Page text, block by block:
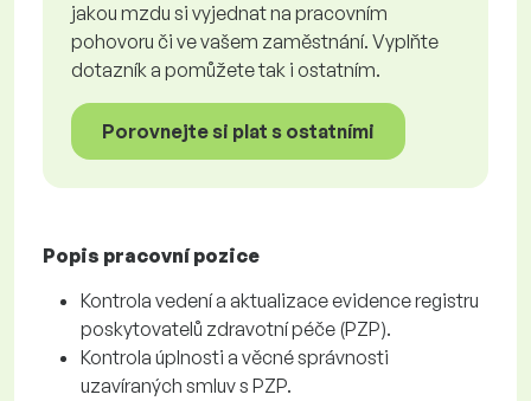
jakou mzdu si vyjednat na pracovním
pohovoru či ve vašem zaměstnání. Vyplňte
dotazník a pomůžete tak i ostatním.
Porovnejte si plat s ostatními
Popis pracovní pozice
Kontrola vedení a aktualizace evidence registru
poskytovatelů zdravotní péče (PZP).
Kontrola úplnosti a věcné správnosti
uzavíraných smluv s PZP.